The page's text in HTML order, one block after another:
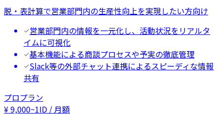
脱・表計算で営業部門内の生産性向上を実現したい方向け
営業部門内の情報を一元化し、活動状況をリアルタ
イムに可視化
基本機能による商談プロセスや予実の徹底管理
Slack等の外部チャット連携によるスピーディな情報
共有
プロプラン
¥9,000~1ID / 月額